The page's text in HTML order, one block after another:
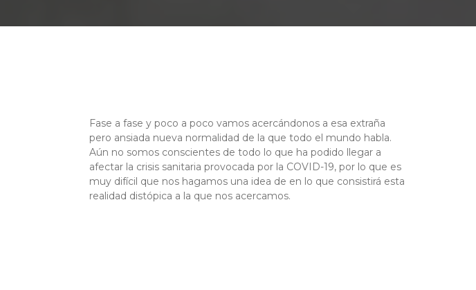
Fase a fase y poco a poco vamos acercándonos a esa extraña
pero ansiada nueva normalidad de la que todo el mundo habla.
Aún no somos conscientes de todo lo que ha podido llegar a
afectar la crisis sanitaria provocada por la COVID-19, por lo que es
muy difícil que nos hagamos una idea de en lo que consistirá esta
realidad distópica a la que nos acercamos.